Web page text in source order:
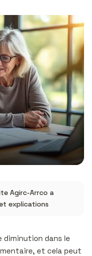
Agirc-Arrco a
explications
diminution dans le
et cela peut